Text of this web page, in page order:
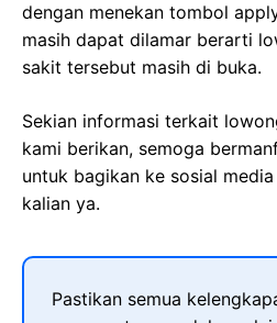
dengan menekan tombol
masih dapat dilamar berarti
sakit tersebut masih di buka.
Sekian informasi terkait
kami berikan, semoga
untuk bagikan ke sosial
kalian ya.
Pastikan semua